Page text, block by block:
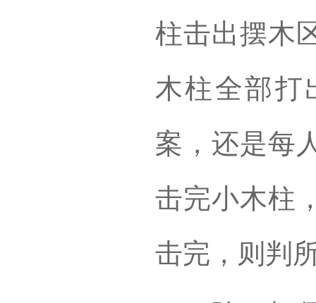
柱击出摆木
木柱全部打
案，还是每
击完小木柱
击完，则判